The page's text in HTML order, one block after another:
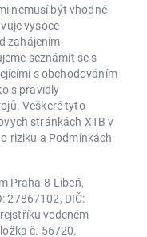
nemusí být vhodné
vysoce
zahájením
seznámit se s
s obchodováním
s pravidly
Veškeré tyto
stránkách XTB v
riziku a Podmínkách
Praha 8-Libeň,
27867102, DIČ:
vedeném
č. 56720.